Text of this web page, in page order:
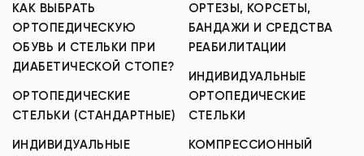
КАК ВЫБРАТЬ
ОРТОПЕДИЧЕСКУЮ
ОБУВЬ И СТЕЛЬКИ ПРИ
ДИАБЕТИЧЕСКОЙ СТОПЕ?
ОРТОПЕДИЧЕСКИЕ
СТЕЛЬКИ (СТАНДАРТНЫЕ)
ИНДИВИДУАЛЬНЫЕ
ОРТЕЗЫ, КОРСЕТЫ,
БАНДАЖИ И СРЕДСТВА
РЕАБИЛИТАЦИИ
ИНДИВИДУАЛЬНЫЕ
ОРТОПЕДИЧЕСКИЕ
СТЕЛЬКИ
КОМПРЕССИОННЫЙ